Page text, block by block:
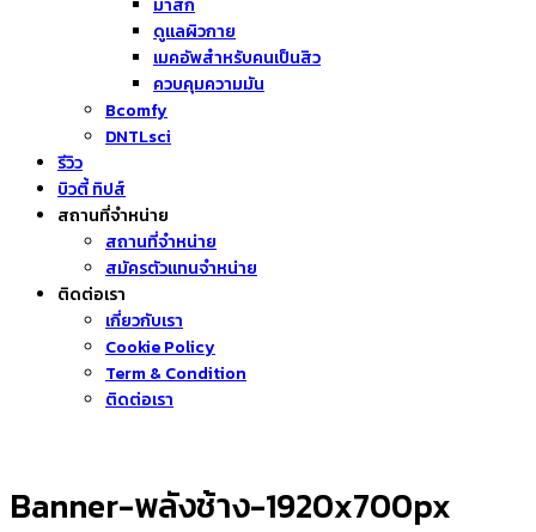
มาส์ก
ดูแลผิวกาย
เมคอัพสำหรับคนเป็นสิว
ควบคุมความมัน
Bcomfy
DNTLsci
รีวิว
บิวตี้ ทิปส์
สถานที่จำหน่าย
สถานที่จำหน่าย
สมัครตัวแทนจำหน่าย
ติดต่อเรา
เกี่ยวกับเรา
Cookie Policy
Term & Condition
ติดต่อเรา
Banner-พลังช้าง-1920x700px